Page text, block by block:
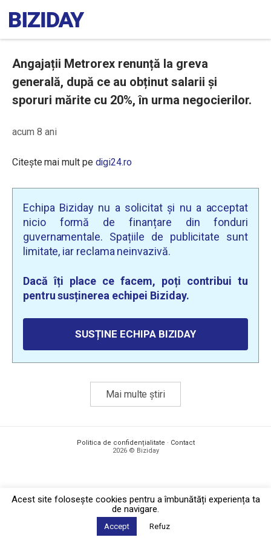
Angajații Metrorex renunță la greva
generală, după ce au obținut salarii și
sporuri mărite cu 20%, în urma negocierilor.
acum 8 ani
Citește mai mult pe digi24.ro
Echipa Biziday nu a solicitat și nu a acceptat
nicio formă de finanțare din fonduri
guvernamentale. Spațiile de publicitate sunt
limitate, iar reclama neinvazivă.
Dacă îți place ce facem, poți contribui tu
pentru susținerea echipei Biziday.
SUSȚINE ECHIPA BIZIDAY
Mai multe știri
Politica de confidențialitate · Contact
2026 © Biziday
Acest site foloseşte cookies pentru a îmbunătăți experiența ta
de navigare.
Accept Refuz